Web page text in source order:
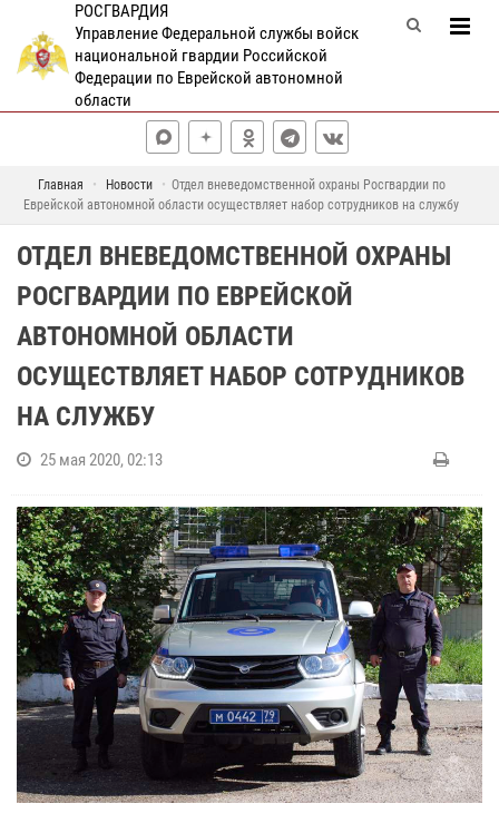
РОСГВАРДИЯ
Управление Федеральной службы войск
национальной гвардии Российской
Федерации по Еврейской автономной
области
Главная Новости
Отдел вневедомственной охраны Росгвардии по
Еврейской автономной области осуществляет набор сотрудников на службу
ОТДЕЛ ВНЕВЕДОМСТВЕННОЙ ОХРАНЫ
РОСГВАРДИИ ПО ЕВРЕЙСКОЙ
АВТОНОМНОЙ ОБЛАСТИ
ОСУЩЕСТВЛЯЕТ НАБОР СОТРУДНИКОВ
НА СЛУЖБУ
25 мая 2020, 02:13